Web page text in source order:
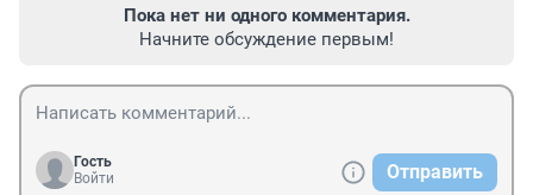
Пока нет ни одного комментария.
Начните обсуждение первым!
Гость
Войти
Отправить